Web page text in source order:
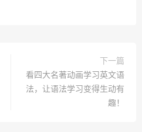
下一篇
看四大名著动画学习英文语
法，让语法学习变得生动有
趣！